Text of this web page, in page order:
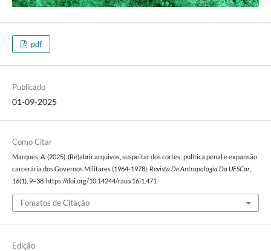
pdf
Publicado
01-09-2025
Como Citar
Marques, A. (2025). (Re)abrir arquivos, suspeitar dos cortes: política penal e expansão
carcerária dos Governos Militares (1964-1978).Revista De Antropologia Da UFSCar,
16(1), 9–38. https://doi.org/10.14244/rau.v16i1.471
Fomatos de Citação
Edição